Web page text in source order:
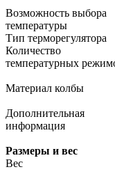
Возможность выбора
температуры
Тип терморегулятора
Количество
температурных
Материал колбы
Дополнительная
информация
Размеры и вес
Вес